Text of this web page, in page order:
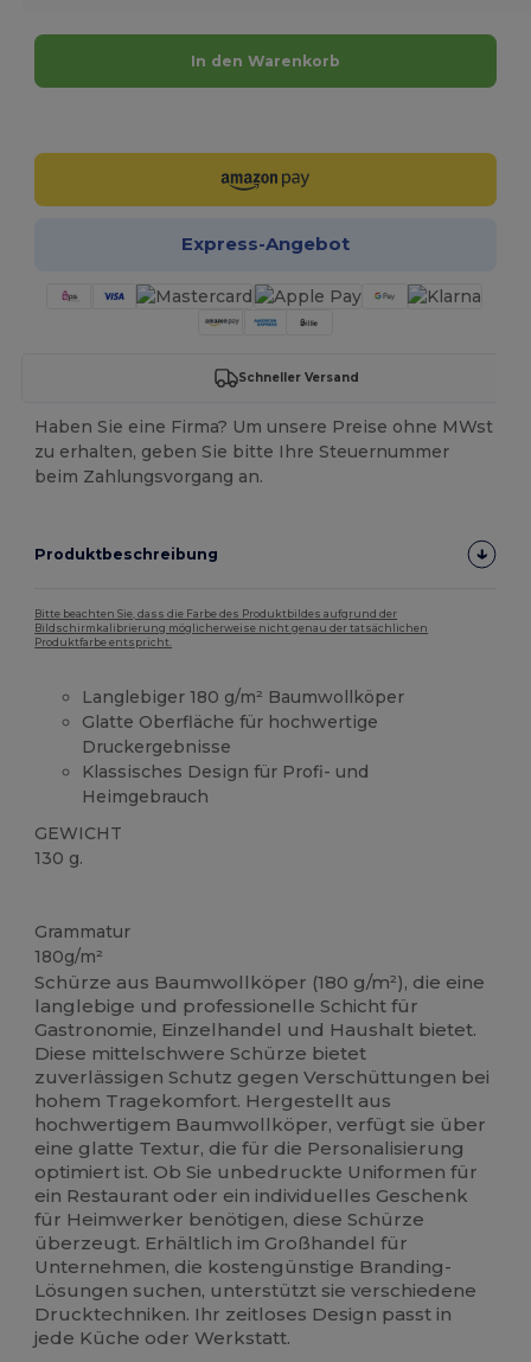
In den Warenkorb
Express-Angebot
Schneller Versand
Haben Sie eine Firma? Um unsere Preise ohne MWst
zu erhalten, geben Sie bitte Ihre Steuernummer
beim Zahlungsvorgang an.
Produktbeschreibung
Bitte beachten Sie, dass die Farbe des Produktbildes aufgrund der
Bildschirmkalibrierung möglicherweise nicht genau der tatsächlichen
Produktfarbe entspricht.
Langlebiger 180 g/m² Baumwollköper
Glatte Oberfläche für hochwertige
Druckergebnisse
Klassisches Design für Profi- und
Heimgebrauch
GEWICHT
130 g.
Grammatur
180g/m²
Schürze aus Baumwollköper (180 g/m²), die eine
langlebige und professionelle Schicht für
Gastronomie, Einzelhandel und Haushalt bietet.
Diese mittelschwere Schürze bietet
zuverlässigen Schutz gegen Verschüttungen bei
hohem Tragekomfort. Hergestellt aus
hochwertigem Baumwollköper, verfügt sie über
eine glatte Textur, die für die Personalisierung
optimiert ist. Ob Sie unbedruckte Uniformen für
ein Restaurant oder ein individuelles Geschenk
für Heimwerker benötigen, diese Schürze
überzeugt. Erhältlich im Großhandel für
Unternehmen, die kostengünstige Branding-
Lösungen suchen, unterstützt sie verschiedene
Drucktechniken. Ihr zeitloses Design passt in
jede Küche oder Werkstatt.